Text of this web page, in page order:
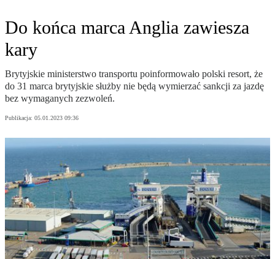
Do końca marca Anglia zawiesza
kary
Brytyjskie ministerstwo transportu poinformowało polski resort, że
do 31 marca brytyjskie służby nie będą wymierzać sankcji za jazdę
bez wymaganych zezwoleń.
Publikacja: 05.01.2023 09:36